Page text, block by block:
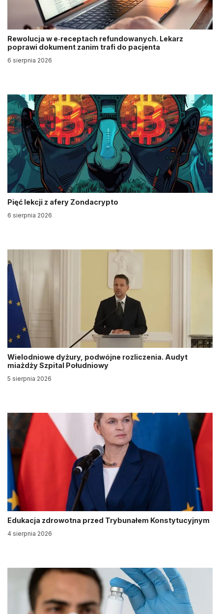
Rewolucja w e‑receptach refundowanych. Lekarz
poprawi dokument zanim trafi do pacjenta
6 sierpnia 2026
Pięć lekcji z afery Zondacrypto
6 sierpnia 2026
Wielodniowe dyżury, podwójne rozliczenia. Audyt
miażdży Szpital Południowy
5 sierpnia 2026
Edukacja zdrowotna przed Trybunałem Konstytucyjnym
4 sierpnia 2026